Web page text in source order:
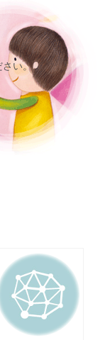
さい。